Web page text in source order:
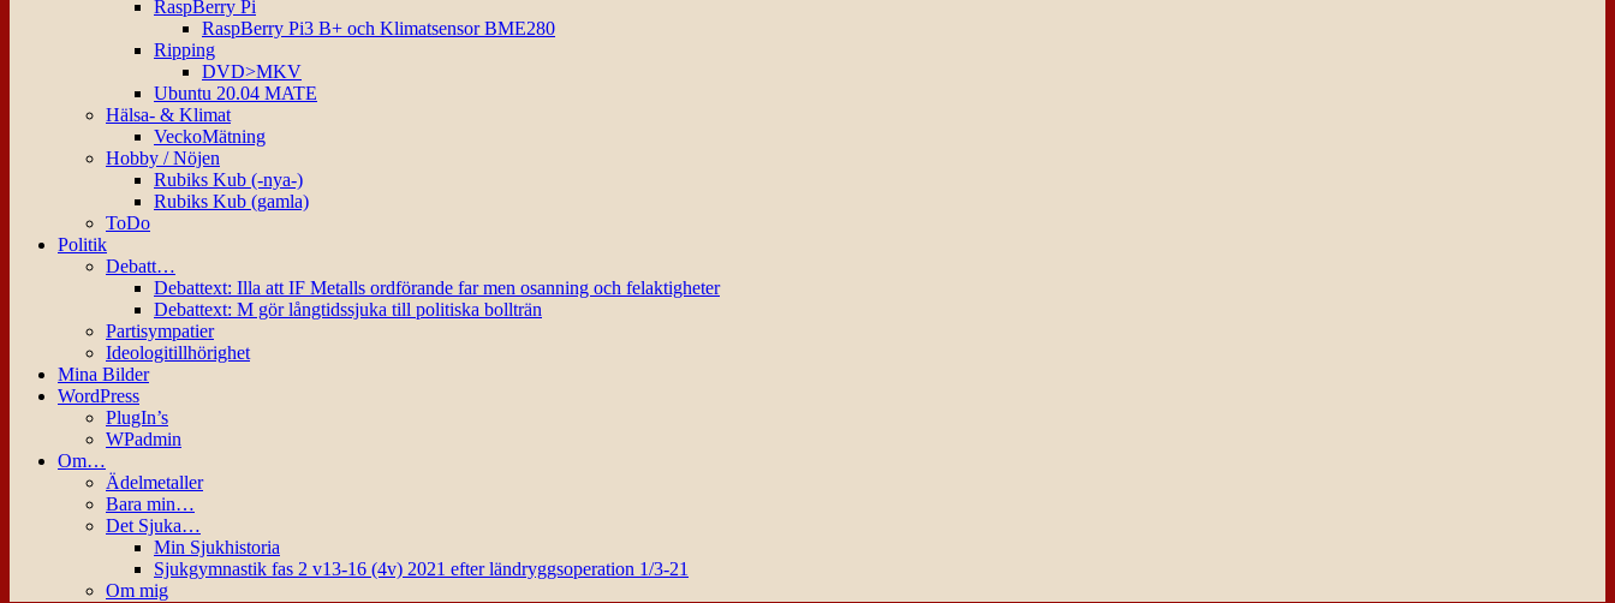
RaspBerry Pi
RaspBerry Pi3 B+ och Klimatsensor BME280
Ripping
DVD>MKV
Ubuntu 20.04 MATE
Hälsa- & Klimat
VeckoMätning
Hobby / Nöjen
Rubiks Kub (-nya-)
Rubiks Kub (gamla)
ToDo
Politik
Debatt…
Debattext: Illa att IF Metalls ordförande far men osanning och felaktigheter
Debattext: M gör långtidssjuka till politiska bollträn
Partisympatier
Ideologitillhörighet
Mina Bilder
WordPress
PlugIn’s
WPadmin
Om…
Ädelmetaller
Bara min…
Det Sjuka…
Min Sjukhistoria
Sjukgymnastik fas 2 v13-16 (4v) 2021 efter ländryggsoperation 1/3-21
Om mig